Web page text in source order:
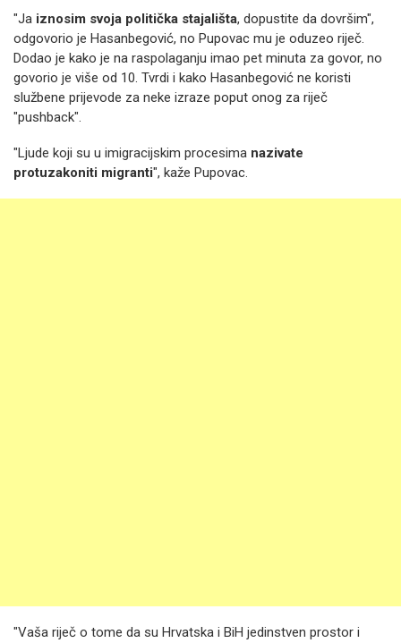
"Ja iznosim svoja politička stajališta, dopustite da dovršim",
odgovorio je Hasanbegović, no Pupovac mu je oduzeo riječ.
Dodao je kako je na raspolaganju imao pet minuta za govor, no
govorio je više od 10. Tvrdi i kako Hasanbegović ne koristi
službene prijevode za neke izraze poput onog za riječ
"pushback".
"Ljude koji su u imigracijskim procesima nazivate
protuzakoniti migranti", kaže Pupovac.
"Vaša riječ o tome da su Hrvatska i BiH jedinstven prostor i